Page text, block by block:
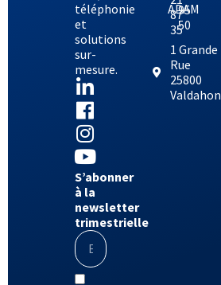
téléphonie
et
solutions
sur-
mesure.
S’abonner
à la
newsletter
trimestrielle
87
35
1 Grande
Rue
25800
Valdahon
95
50
ADAM